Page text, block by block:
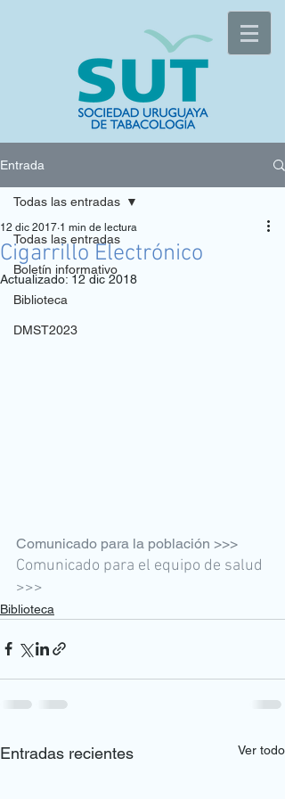
Entrada
Todas las entradas
Boletín informativo
Biblioteca
DMST2023
Todas las entradas
Cigarrillo Electrónico
12 dic 2017 1 min de lectura
Actualizado: 12 dic 2018
Comunicado para la población >>>
Comunicado para el equipo de salud
>>>
Biblioteca
Entradas recientes Ver todo